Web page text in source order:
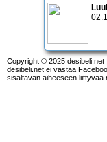
Copyright © 2025 desibeli.net
desibeli.net ei vastaa
sisältävän aiheeseen liittyvää